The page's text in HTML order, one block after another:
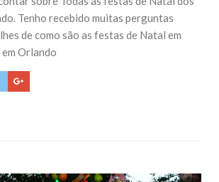
Tenho recebido muitas perguntas
de como são as festas de Natal em
Orlando